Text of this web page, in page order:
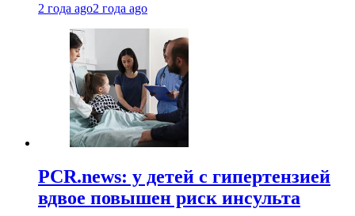
2 года ago2 года ago
PCR.news: у детей с гипертензией
вдвое повышен риск инсульта